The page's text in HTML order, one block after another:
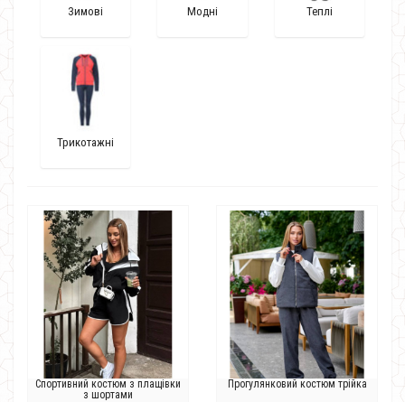
Зимові Модні Теплі
Трикотажні
Спортивний костюм з плащівки
з шортами
Прогулянковий костюм трійка